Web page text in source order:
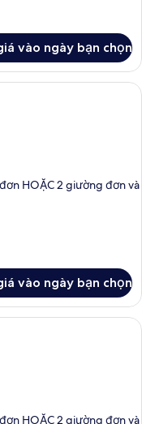
vào ngày bạn chọn
kháng dị ứng,
HOẶC 2 giường đơn và
vào ngày bạn chọn
kháng dị ứng,
HOẶC 2 giường đơn và